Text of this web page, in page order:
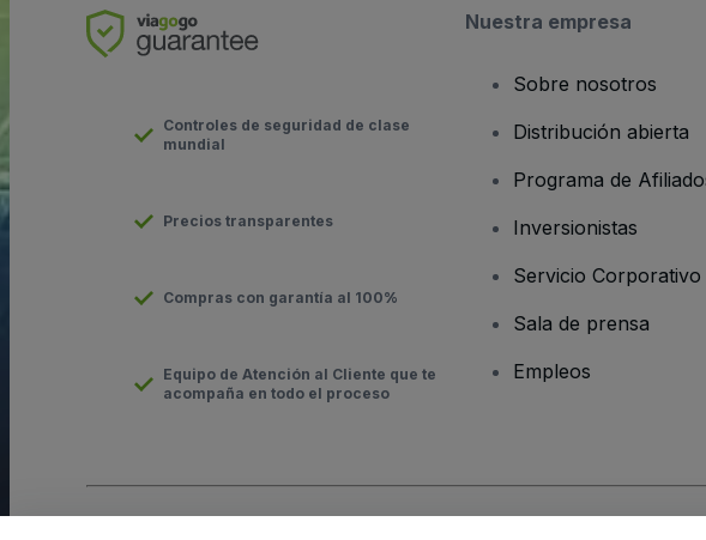
Controles de seguridad de clase
mundial
Precios transparentes
Compras con garantía al 100%
Equipo de Atención al Cliente que te
acompaña en todo el proceso
Nuestra empresa
Sobre nosotros
Distribución abierta
Programa de
Inversionistas
Servicio Corporativo
Sala de prensa
Empleos